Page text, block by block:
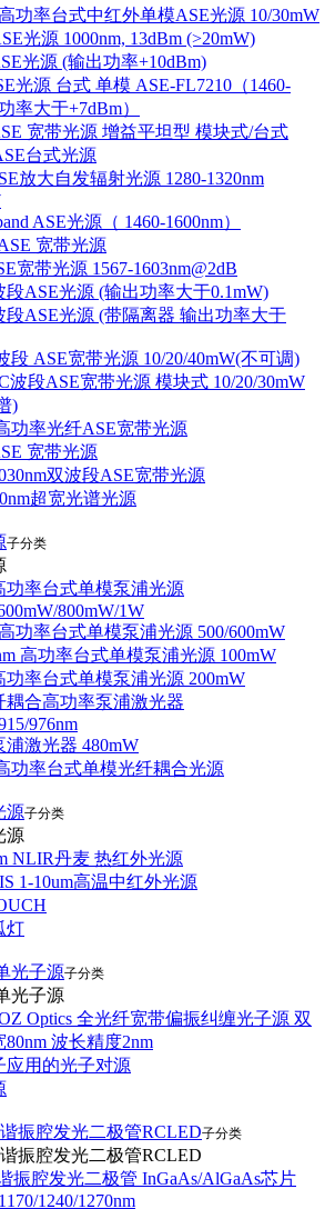
功率台式中红外单模ASE光源 10/30mW
光源 1000nm, 13dBm (>20mW)
光源 (输出功率+10dBm)
光源 台式 单模 ASE-FL7210（1460-
率大于+7dBm）
宽带光源 增益平坦型 模块式/台式
台式光源
放大自发辐射光源 1280-1320nm
ASE光源（ 1460-1600nm）
宽带光源
宽带光源 1567-1603nm@2dB
段ASE光源 (输出功率大于0.1mW)
段ASE光源 (带隔离器 输出功率大于
段 ASE宽带光源 10/20/40mW(不可调)
波段ASE宽带光源 模块式 10/20/30mW
)
功率光纤ASE宽带光源
宽带光源
双波段ASE宽带光源
超宽光谱光源
子分类
功率台式单模泵浦光源
800mW/1W
功率台式单模泵浦光源 500/600mW
高功率台式单模泵浦光源 100mW
功率台式单模泵浦光源 200mW
耦合高功率泵浦激光器
976nm
浦激光器 480mW
功率台式单模光纤耦合光源
源子分类
源
NLIR丹麦 热红外光源
1-10um高温中红外光源
灯
光子源子分类
光子源
Optics 全光纤宽带偏振纠缠光子源 双
波长精度2nm
应用的光子对源
振腔发光二极管RCLED子分类
振腔发光二极管RCLED
振腔发光二极管 InGaAs/AlGaAs芯片
1240/1270nm